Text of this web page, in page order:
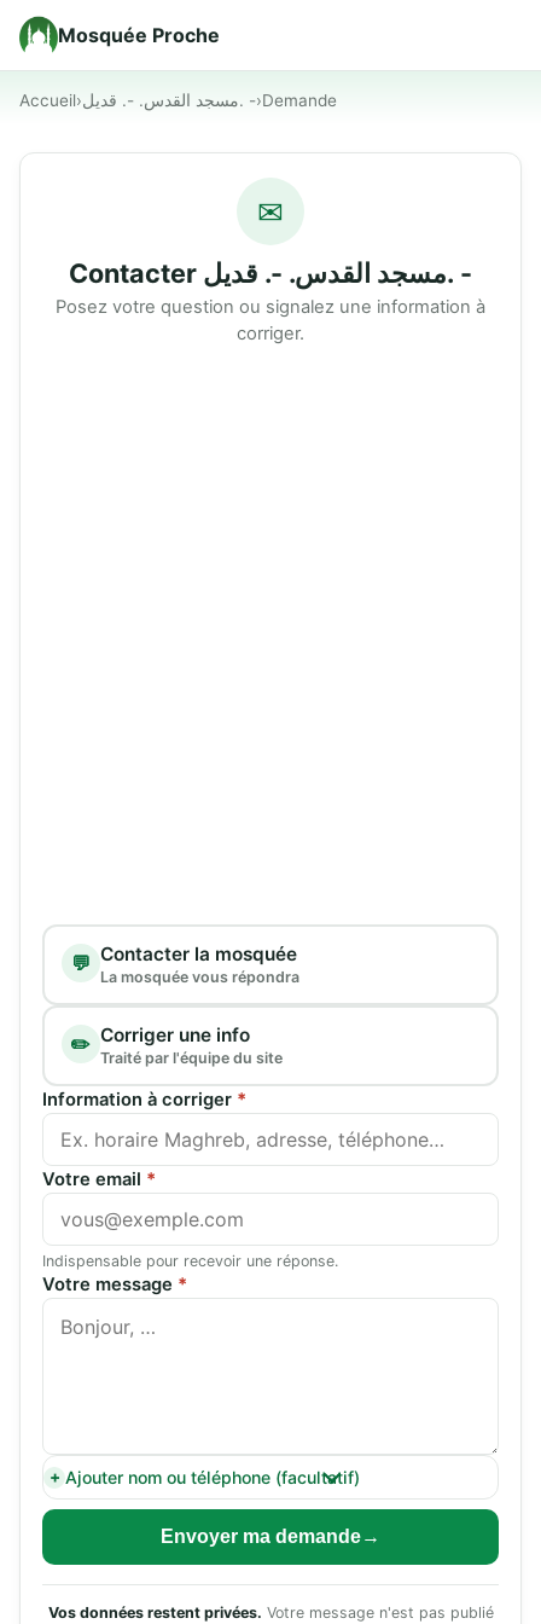
Mosquée Proche
Accueil› مسجد القدس. -. قديل. -›Demande
✉
Contacter مسجد القدس. -. قديل. -
Posez votre question ou signalez une information à
corriger.
Type de demande
💬 Contacter la mosquée
La mosquée vous répondra
✏️ Corriger une info
Traité par l'équipe du site
Information à corriger *
Votre email *
Indispensable pour recevoir une réponse.
Votre message *
Ajouter nom ou téléphone (facultatif)
Envoyer ma demande
Vos données restent privées. Votre message n'est pas publié